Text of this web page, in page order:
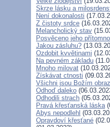
Skrze lásku a
Není dokonalosti
Z čistoty srdce
Melancholický stav
Posvěceno jeho
Jakou zásluhu?
Ozdobit kvvětinami
Na pevném základu
Mnoho milovat
Získávat ctnosti
Všichni jsou Božím
Odhoď daleko
Odhodili strach
Pravá křesťanská láska
Abys nepodlehl
Opravdoví křesťané